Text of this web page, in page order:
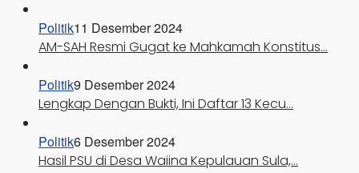
Politik11 Desember 2024
AM-SAH Resmi Gugat ke Mahkamah Konstitus…
Politik9 Desember 2024
Lengkap Dengan Bukti, Ini Daftar 13 Kecu…
Politik6 Desember 2024
Hasil PSU di Desa Waiina Kepulauan Sula,…